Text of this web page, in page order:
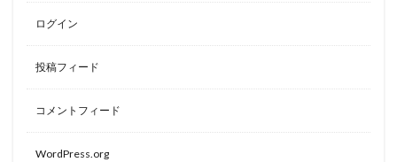
ログイン
投稿フィード
コメントフィード
WordPress.org